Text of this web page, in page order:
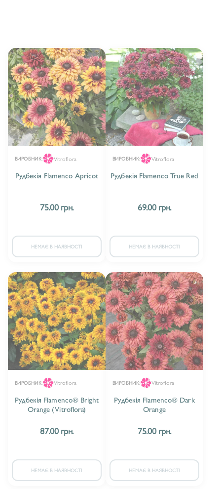
РУДБЕКІЯ RUDY 10
РУДБЕКІЯ SMILEYZ™ 21
РУДБЕКІЯ SUNBECKIA® 9
ВИРОБНИК: Vitroflora
Рудбекія Flamenco Apricot
75.00 грн.
НЕМАЄ В НАЯВНОСТІ
ВИРОБНИК: Vitroflora
Рудбекія Flamenco True Red
69.00 грн.
НЕМАЄ В НАЯВНОСТІ
ВИРОБНИК: Vitroflora
Рудбекія Flamenco® Bright
Orange (Vitroflora)
87.00 грн.
НЕМАЄ В НАЯВНОСТІ
ВИРОБНИК: Vitroflora
Рудбекія Flamenco® Dark
Orange
75.00 грн.
НЕМАЄ В НАЯВНОСТІ